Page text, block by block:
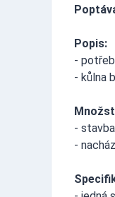
Popis:
-
- kůlna
-
-